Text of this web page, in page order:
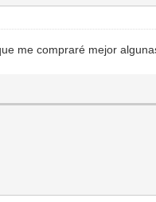
me compraré mejor